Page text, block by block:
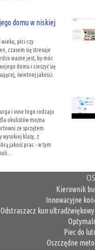
domu w niskiej
płci czy
czasem się stresuje
ważne jest, by móc
domu i cieszyć się
świetnej jakości.
i inne tego rodzaju
okulistów można
ze sprzętem
wysokiej klasy, z
jakość prac - w tym
Kierownik
Innowacyjne
Odstraszacz kun
Piec do
Oszczędne